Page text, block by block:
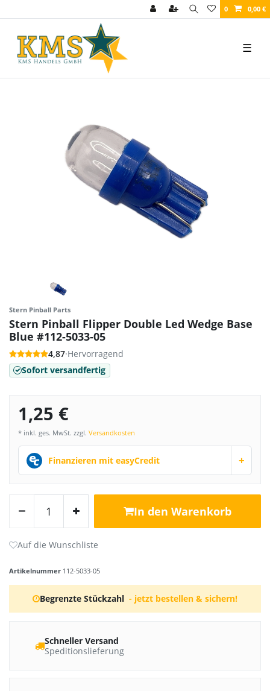
0 0,00 €
☰
Stern Pinball Parts
Stern Pinball Flipper Double Led Wedge Base
Blue #112-5033-05
4,87·Hervorragend
Sofort versandfertig
1,25 €
* inkl. ges. MwSt. zzgl. Versandkosten
Finanzieren mit easyCredit +
In den Warenkorb
Artikelnummer 112-5033-05
Begrenzte Stückzahl - jetzt bestellen & sichern!
Schneller Versand
Speditionslieferung